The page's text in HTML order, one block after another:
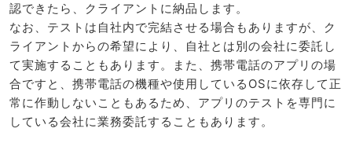
認できたら、クライアントに納品します。
なお、テストは自社内で完結させる場合もありますが、ク
ライアントからの希望により、自社とは別の会社に委託し
て実施することもあります。また、携帯電話のアプリの場
合ですと、携帯電話の機種や使用しているOSに依存して正
常に作動しないこともあるため、アプリのテストを専門に
している会社に業務委託することもあります。